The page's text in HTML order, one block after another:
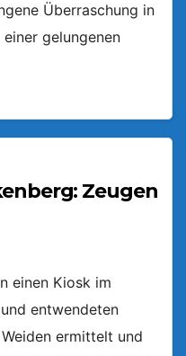
Überraschung in
gelungenen
Zeugen
einen Kiosk im
entwendeten
ermittelt und